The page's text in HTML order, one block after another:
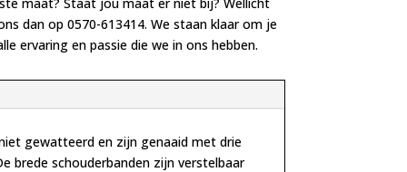
dan op 0570-613414. We staan klaar om je
ervaring en passie die we in ons hebben.
gewatteerd en zijn genaaid met drie
brede schouderbanden zijn verstelbaar